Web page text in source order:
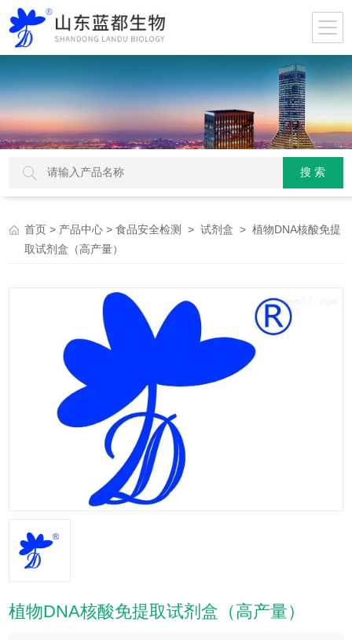
首页 > 产品中心 >食品安全检测 >试剂盒 > 植物DNA核酸免提
取试剂盒（高产量）
植物DNA核酸免提取试剂盒（高产量）